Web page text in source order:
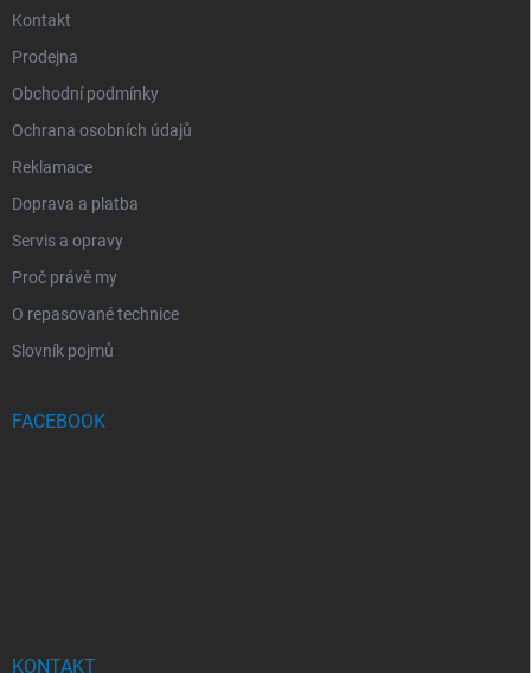
Kontakt
Prodejna
Obchodní podmínky
Ochrana osobních údajů
Reklamace
Doprava a platba
Servis a opravy
Proč právě my
O repasované technice
Slovník pojmů
FACEBOOK
KONTAKT